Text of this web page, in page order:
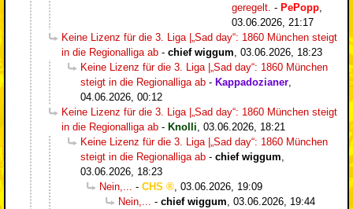
geregelt. - PePopp,
03.06.2026, 21:17
Keine Lizenz für die 3. Liga |„Sad day“: 1860 München steigt
in die Regionalliga ab - chief wiggum, 03.06.2026, 18:23
Keine Lizenz für die 3. Liga |„Sad day“: 1860 München
steigt in die Regionalliga ab - Kappadozianer,
04.06.2026, 00:12
Keine Lizenz für die 3. Liga |„Sad day“: 1860 München steigt
in die Regionalliga ab - Knolli, 03.06.2026, 18:21
Keine Lizenz für die 3. Liga |„Sad day“: 1860 München
steigt in die Regionalliga ab - chief wiggum,
03.06.2026, 18:23
Nein,... - CHS , 03.06.2026, 19:09
Nein,... - chief wiggum, 03.06.2026, 19:44